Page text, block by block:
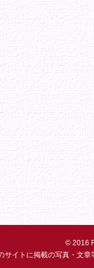
© 2016
サイトに掲載の写真・文